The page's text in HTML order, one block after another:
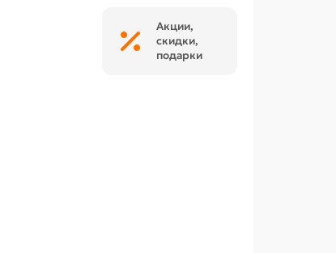
Акции,
скидки,
подарки